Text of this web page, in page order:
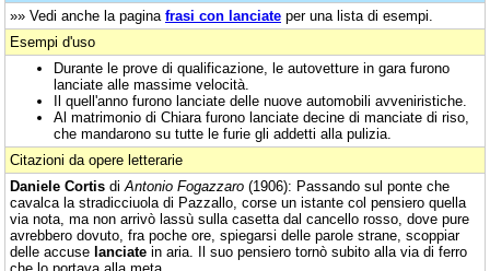
»» Vedi anche la pagina frasi con lanciate per una lista di esempi.
Esempi d'uso
Durante le prove di qualificazione, le autovetture in gara furono
lanciate alle massime velocità.
Il quell'anno furono lanciate delle nuove automobili avveniristiche.
Al matrimonio di Chiara furono lanciate decine di manciate di riso,
che mandarono su tutte le furie gli addetti alla pulizia.
Citazioni da opere letterarie
Daniele Cortis di Antonio Fogazzaro (1906): Passando sul ponte che
cavalca la stradicciuola di Pazzallo, corse un istante col pensiero quella
via nota, ma non arrivò lassù sulla casetta dal cancello rosso, dove pure
avrebbero dovuto, fra poche ore, spiegarsi delle parole strane, scoppiar
delle accuse lanciate in aria. Il suo pensiero tornò subito alla via di ferro
che lo portava alla meta.